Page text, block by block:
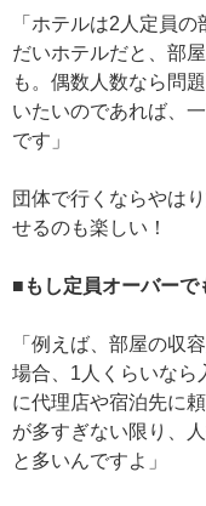
「ホテルは2人定員
だいホテルだと、部
も。偶数人数なら問
いたいのであれば、
です」
団体で行くならやは
せるのも楽しい！
■もし定員オーバーで
「例えば、部屋の収
場合、1人くらいなら
に代理店や宿泊先に
が多すぎない限り、
と多いんですよ」